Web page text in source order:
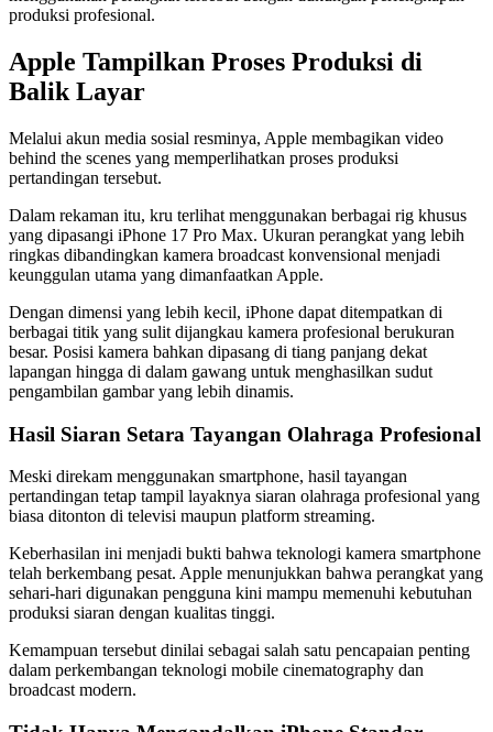
produksi profesional.
Apple Tampilkan Proses Produksi di
Balik Layar
Melalui akun media sosial resminya, Apple membagikan video
behind the scenes yang memperlihatkan proses produksi
pertandingan tersebut.
Dalam rekaman itu, kru terlihat menggunakan berbagai rig khusus
yang dipasangi iPhone 17 Pro Max. Ukuran perangkat yang lebih
ringkas dibandingkan kamera broadcast konvensional menjadi
keunggulan utama yang dimanfaatkan Apple.
Dengan dimensi yang lebih kecil, iPhone dapat ditempatkan di
berbagai titik yang sulit dijangkau kamera profesional berukuran
besar. Posisi kamera bahkan dipasang di tiang panjang dekat
lapangan hingga di dalam gawang untuk menghasilkan sudut
pengambilan gambar yang lebih dinamis.
Hasil Siaran Setara Tayangan Olahraga Profesional
Meski direkam menggunakan smartphone, hasil tayangan
pertandingan tetap tampil layaknya siaran olahraga profesional yang
biasa ditonton di televisi maupun platform streaming.
Keberhasilan ini menjadi bukti bahwa teknologi kamera smartphone
telah berkembang pesat. Apple menunjukkan bahwa perangkat yang
sehari-hari digunakan pengguna kini mampu memenuhi kebutuhan
produksi siaran dengan kualitas tinggi.
Kemampuan tersebut dinilai sebagai salah satu pencapaian penting
dalam perkembangan teknologi mobile cinematography dan
broadcast modern.